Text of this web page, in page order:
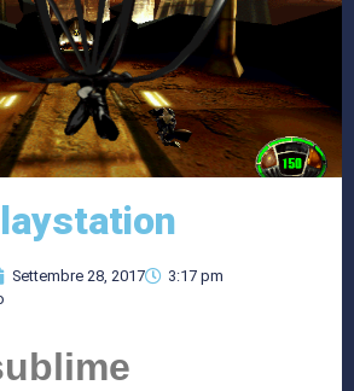
Settembre 28, 2017
3:17 pm